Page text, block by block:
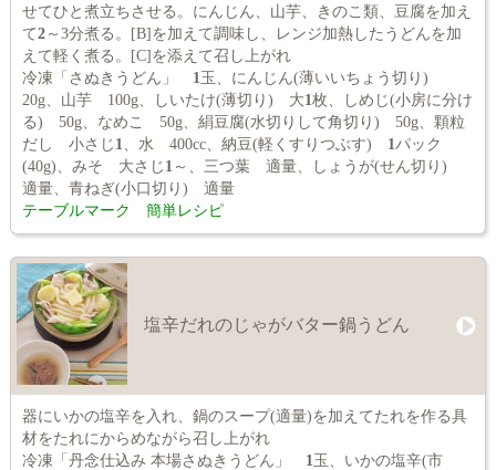
せてひと煮立ちさせる。にんじん、山芋、きのこ類、豆腐を加え
て2～3分煮る。[B]を加えて調味し、レンジ加熱したうどんを加
えて軽く煮る。[C]を添えて召し上がれ
冷凍「さぬきうどん」 1 玉、にんじん(薄いいちょう切り)
20g、山芋 100g、しいたけ(薄切り) 大1 枚、しめじ(小房に分け
る) 50g、なめこ 50g、絹豆腐(水切りして角切り) 50g、顆粒
だし 小さじ 1 、水 400cc、納豆(軽くすりつぶす) 1 パック
(40g)、みそ 大さじ 1 ～、三つ葉 適量、しょうが(せん切り)
適量、青ねぎ(小口切り) 適量
テーブルマーク 簡単レシピ
塩辛だれのじゃがバター鍋うどん
器にいかの塩辛を入れ、鍋のスープ(適量)を加えてたれを作る具
材をたれにからめながら召し上がれ
冷凍「丹念仕込み 本場さぬきうどん」 1 玉、いかの塩辛(市